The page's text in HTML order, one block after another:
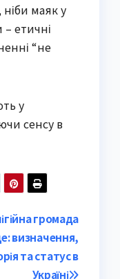
маяк у
етичні
“не
у
сенсу в
громада
визначення,
та статус в
Україні